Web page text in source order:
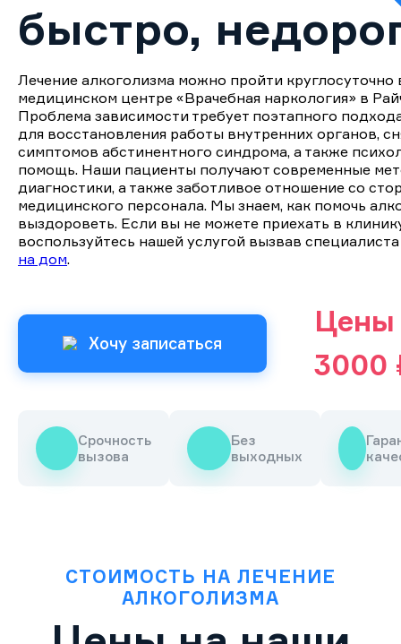
7, Райчихинск (адрес
контактного центра)
Круглосуточный телефон дежурного нарколога:
+7 967 555 74 21
ЗАКАЗАТЬ
ЗВОНОК
быстро,
Лечение алкоголизма можно пройти круглосуточно
медицинском центре «Врачебная наркология» в
Проблема зависимости требует поэтапного
для восстановления работы внутренних органов,
симптомов абстинентного синдрома, а также
помощь. Наши пациенты получают современные
диагностики, а также заботливое отношение со
медицинского персонала. Мы знаем, как помочь
выздороветь. Если вы не можете приехать в
воспользуйтесь нашей услугой вызвав
на дом.
Хочу записаться
Цены
3000
Срочность
вызова
Без
выходных
СТОИМОСТЬ НА ЛЕЧЕНИЕ
АЛКОГОЛИЗМА